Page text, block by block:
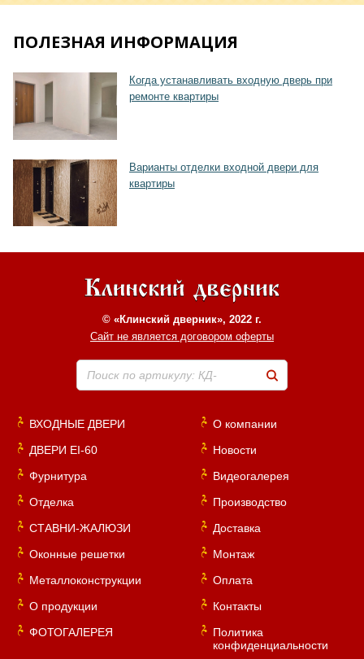
ПОЛЕЗНАЯ ИНФОРМАЦИЯ
Когда устанавливать входную дверь при
ремонте квартиры
Варианты отделки входной двери для
квартиры
© «Клинский дверник», 2022 г.
Сайт не является договором оферты
Поиск по артикулу: КД-
ВХОДНЫЕ ДВЕРИ
ДВЕРИ EI-60
Фурнитура
Отделка
СТАВНИ-ЖАЛЮЗИ
Оконные решетки
Металлоконструкции
О продукции
ФОТОГАЛЕРЕЯ
О компании
Новости
Видеогалерея
Производство
Доставка
Монтаж
Оплата
Контакты
Политика
конфиденциальности